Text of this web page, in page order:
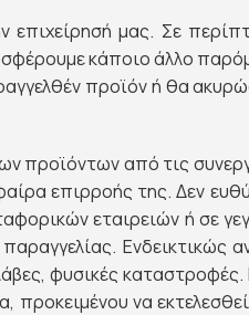
επιχείρησή μας. Σε
κάποιο άλλο
προϊόν ή θα
προϊόντων από τις
επιρροής της. Δεν
εταιρειών ή σε
Ενδεικτικώς
φυσικές καταστροφές.
να